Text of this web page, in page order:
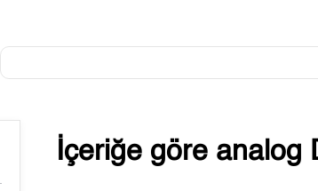
İçeriğe göre analog